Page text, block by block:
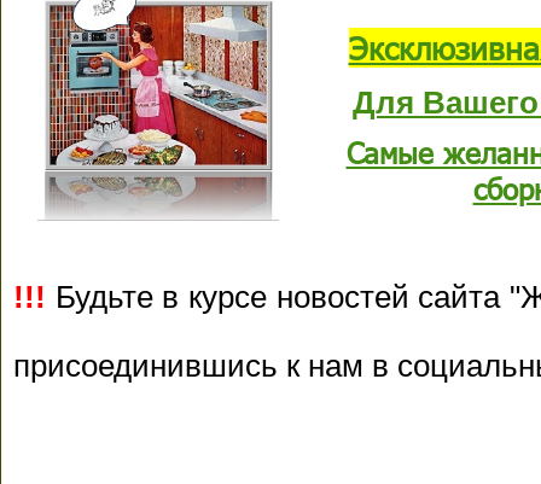
Для
Самые
!!! Будьте в курсе новостей сайта
присоединившись к нам в